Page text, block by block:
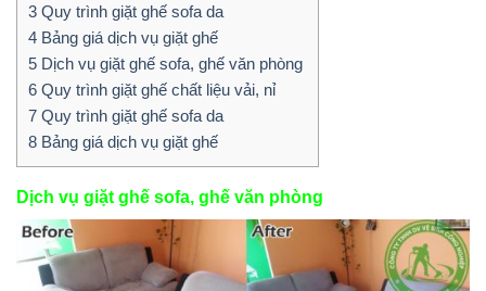
3 Quy trình giặt ghế sofa da
4 Bảng giá dịch vụ giặt ghế
5 Dịch vụ giặt ghế sofa, ghế văn phòng
6 Quy trình giặt ghế chất liệu vải, nỉ
7 Quy trình giặt ghế sofa da
8 Bảng giá dịch vụ giặt ghế
Dịch vụ giặt ghế sofa, ghế văn phòng